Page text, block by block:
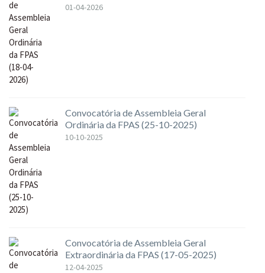
01-04-2026
Convocatória de Assembleia Geral
Ordinária da FPAS (25-10-2025)
10-10-2025
Convocatória de Assembleia Geral
Extraordinária da FPAS (17-05-2025)
12-04-2025